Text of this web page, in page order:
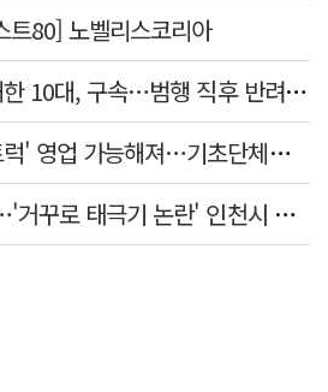
트80] 노벨리스코리아
말다툼하다 모친 살해한 10대, 구속…범행 직후 반려견도 죽여
일반음식점도 '푸드트럭' 영업 가능해져…기초단체별 조례 개정 움직임
김희철도 "X돌았네"…'거꾸로 태극기 논란' 인천시 현수막, 이틀 만에 철거